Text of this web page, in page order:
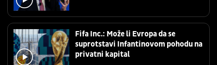
Fifa Inc.: Može li Evropa da se
suprotstavi Infantinovom pohodu na
privatni kapital